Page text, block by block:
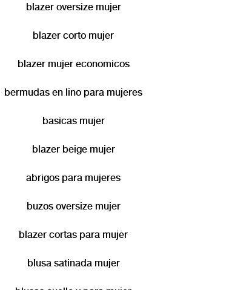
blazer oversize mujer
blazer corto mujer
blazer mujer economicos
bermudas en lino para mujeres
basicas mujer
blazer beige mujer
abrigos para mujeres
buzos oversize mujer
blazer cortas para mujer
blusa satinada mujer